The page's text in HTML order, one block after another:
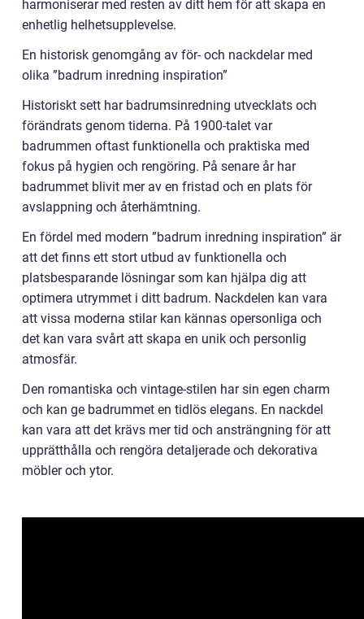
harmoniserar med resten av ditt hem för att skapa en
enhetlig helhetsupplevelse.
En historisk genomgång av för- och nackdelar med
olika ”badrum inredning inspiration”
Historiskt sett har badrumsinredning utvecklats och
förändrats genom tiderna. På 1900-talet var
badrummen oftast funktionella och praktiska med
fokus på hygien och rengöring. På senare år har
badrummet blivit mer av en fristad och en plats för
avslappning och återhämtning.
En fördel med modern ”badrum inredning inspiration” är
att det finns ett stort utbud av funktionella och
platsbesparande lösningar som kan hjälpa dig att
optimera utrymmet i ditt badrum. Nackdelen kan vara
att vissa moderna stilar kan kännas opersonliga och
det kan vara svårt att skapa en unik och personlig
atmosfär.
Den romantiska och vintage-stilen har sin egen charm
och kan ge badrummet en tidlös elegans. En nackdel
kan vara att det krävs mer tid och ansträngning för att
upprätthålla och rengöra detaljerade och dekorativa
möbler och ytor.